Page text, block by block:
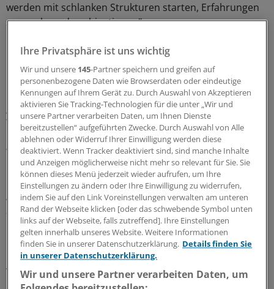
werden mit schlanken Strukturen starten, Erfahrungen
sammeln und nachjustieren."
Keinen Wunschtermin beim Wunscharzt
Die KV habe die Fachärzte gebeten, freie Termine zu
melden und habe bereits Gespräche mit den Kliniken
geführt. In Westfalen-Lippe werde man die von der KV
Telematik entwickelte Software einsetzen. Klar sei, dass
die KV keinen Wunschtermin beim Wunscharzt und zur
Wunschzeit vermitteln werde.
Nordmann teilte den Forderungen der Kassen eine
Absage, dass die KV Patienten mehrere Termine
anbieten sollen. Man werde sich ans Gesetz halten.
"Dort ist von einem Termin die Rede."
Die Krankenhäuser werden sich den Bitten der KV nicht
verweigern, versicherte Matthias Blum,
Hauptgeschäftsführer der Krankenhausgesellschaft
Ihre Privatsphäre ist uns wichtig
Wir und unsere 145-Partner speichern und greifen auf
personenbezogene Daten wie Browserdaten oder eindeutige
Kennungen auf Ihrem Gerät zu. Durch Auswahl von Akzeptieren
aktivieren Sie Tracking-Technologien für die unter „Wir und
unsere Partner verarbeiten Daten, um Ihnen Dienste
bereitzustellen“ aufgeführten Zwecke. Durch Auswahl von Alle
ablehnen oder Widerruf Ihrer Einwilligung werden diese
deaktiviert. Wenn Tracker deaktiviert sind, sind manche Inhalte
und Anzeigen möglicherweise nicht mehr so relevant für Sie. Sie
können dieses Menü jederzeit wieder aufrufen, um Ihre
Einstellungen zu ändern oder Ihre Einwilligung zu widerrufen,
indem Sie auf den Link Voreinstellungen verwalten am unteren
Rand der Webseite klicken [oder das schwebende Symbol unten
links auf der Webseite, falls zutreffend]. Ihre Einstellungen
gelten innerhalb unseres Website. Weitere Informationen
finden Sie in unserer Datenschutzerklärung. Details finden Sie
in unserer Datenschutzerklärung.
Wir und unsere Partner verarbeiten Daten, um